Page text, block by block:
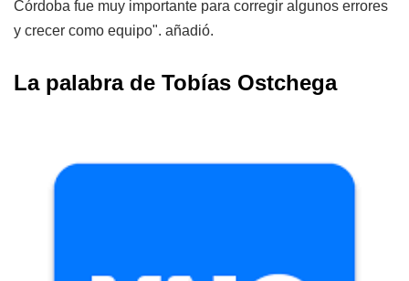
Córdoba fue muy importante para corregir algunos errores
y crecer como equipo". añadió.
La palabra de Tobías Ostchega